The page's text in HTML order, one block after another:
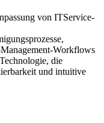
von ITService-
Workflows
die
und intuitive